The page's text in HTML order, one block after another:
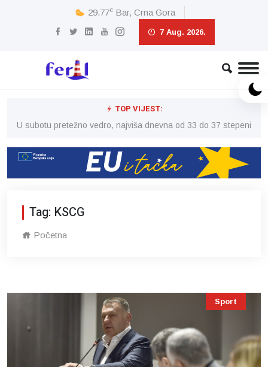
29.77c Bar, Crna Gora
7 Aug. 2026.
TOP VIJEST:
U subotu pretežno vedro, najviša dnevna od 33 do 37 stepeni
Tag: KSCG
Početna
Sport